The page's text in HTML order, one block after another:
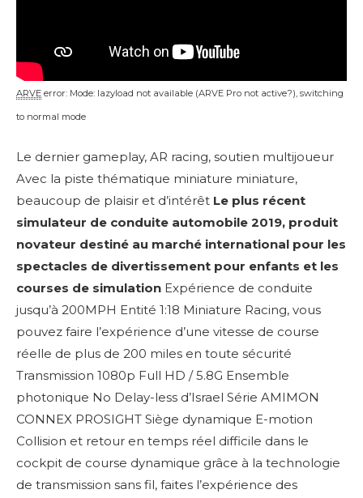
ARVE error: Mode: lazyload not available (ARVE Pro not active?), switching
to normal mode
Le dernier gameplay, AR racing, soutien multijoueur
Avec la piste thématique miniature miniature,
beaucoup de plaisir et d’intérêt Le plus récent
simulateur de conduite automobile 2019, produit
novateur destiné au marché international pour les
spectacles de divertissement pour enfants et les
courses de simulation Expérience de conduite
jusqu’à 200MPH Entité 1:18 Miniature Racing, vous
pouvez faire l’expérience d’une vitesse de course
réelle de plus de 200 miles en toute sécurité
Transmission 1080p Full HD / 5.8G Ensemble
photonique No Delay-less d’Israel Série AMIMON
CONNEX PROSIGHT Siège dynamique E-motion
Collision et retour en temps réel difficile dans le
cockpit de course dynamique grâce à la technologie
de transmission sans fil, faites l’expérience des